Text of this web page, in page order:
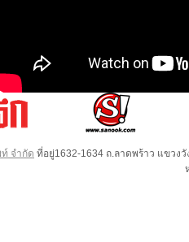
จำกัด ที่อยู่1632-1634 ถ.ลาดพร้าว แขวง